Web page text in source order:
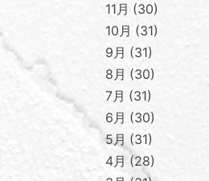
11月
30
10月
31
9月
31
8月
30
7月
31
6月
30
5月
31
4月
28